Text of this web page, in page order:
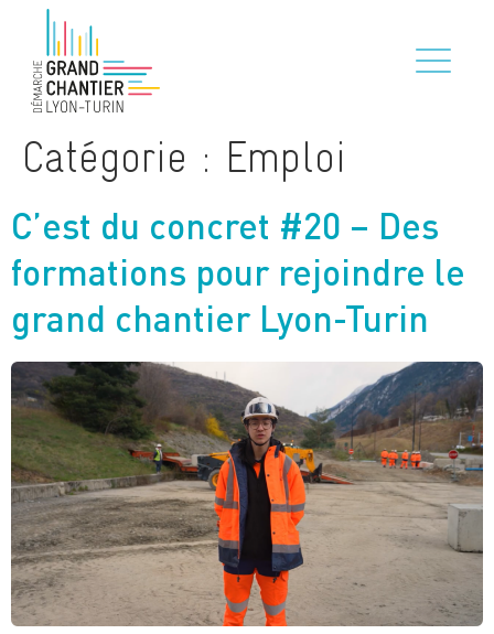
Catégorie : Emploi
C’est du concret #20 – Des
formations pour rejoindre le
grand chantier Lyon-Turin